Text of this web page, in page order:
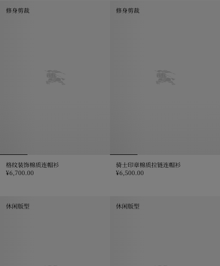
修身剪裁
格纹装饰棉质连帽衫
¥6,700.00
修身剪裁
骑士印章棉质拉链连帽衫
¥6,500.00
休闲版型 休闲版型